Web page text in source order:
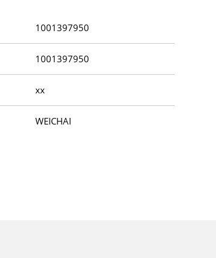
1001397950
1001397950
xx
WEICHAI